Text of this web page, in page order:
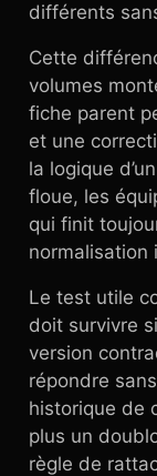
différents
Cette
volumes
fiche parent
et une
la logique
floue, les
qui finit
normalisation
Le test utile
doit survivre
version
répondre
historique de
plus un
règle de